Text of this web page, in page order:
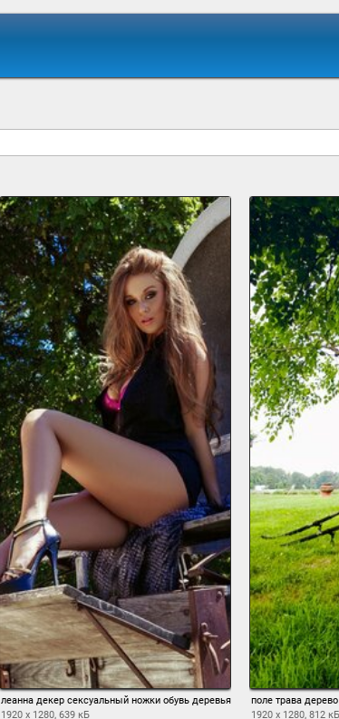
леанна декер сексуальный ножки обувь деревья зеленый модель одет
1920 x 1280, 639 кБ
поле трава
1920 x 1280, 812 кБ